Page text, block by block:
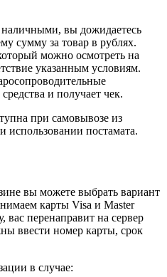
вы дожидаетесь
сумму за товар в рублях.
можно осмотреть на
указанным условиям.
и получает чек.
при самовывозе из
использовании постамата.
вы можете выбрать вариант
карты Visa и Master
вас перенаправит на сервер
ввести номер карты, срок
в случае: